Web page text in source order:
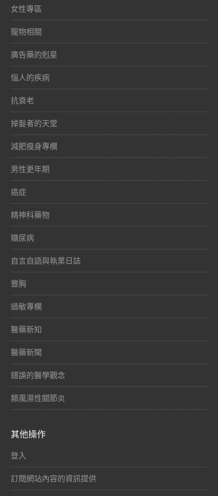
女性專區
寵物相關
廣告藥的剋星
惱人的疾病
抗衰老
掉髮者的天堂
減肥瘦身專欄
男性更年期
癌症
精神科藥物
糖尿病
自言自語與執業日誌
豐胸
過敏專欄
醫藥新知
醫藥新聞
錯誤的醫學觀念
類風濕性關節炎
其他操作
登入
訂閱網站內容的資訊提供